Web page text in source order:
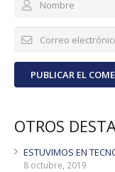
PUBLICAR EL
OTROS
ESTUVIMOS EN
8 octubre, 2019